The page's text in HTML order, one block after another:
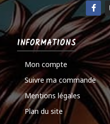
INFORMATIONS
Mon compte
Suivre ma commande
Mentions légales
Plan du site